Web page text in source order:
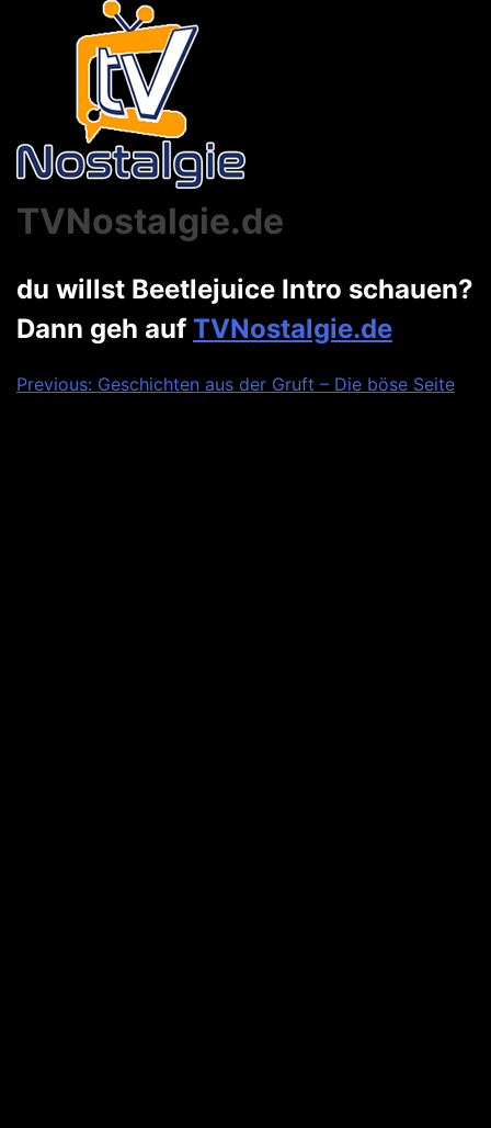
TVNostalgie.de
du willst Beetlejuice Intro schauen?
Dann geh auf TVNostalgie.de
Beitragsnavigation
Previous: Geschichten aus der Gruft – Die böse Seite